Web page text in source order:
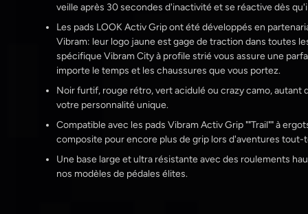
veille après 30 secondes d'inactivité et se réactive dès
Les pads LOOK Activ Grip ont été développés en
Vibram: leur logo jaune est gage de traction dans toutes
spécifique Vibram City à profile strié vous assure une
importe le temps et les chaussures que vous portez.
Noir furtif, rouge rétro, vert acidulé ou crazy camo, autant
votre personnalité unique.
Compatible avec les pads Vibram Activ Grip ""Trail"" à
composite pour encore plus de grip lors d'aventures tout-
Une base large et ultra résistante avec des roulements
nos modèles de pédales élites.